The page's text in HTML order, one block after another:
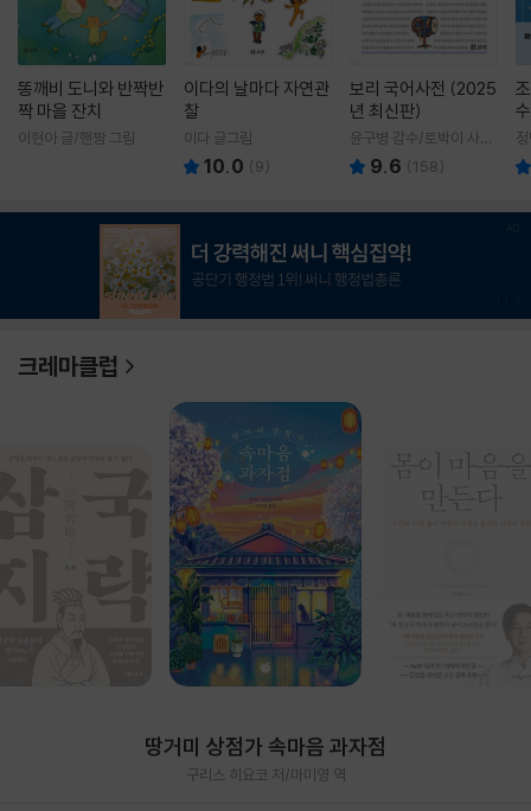
똥깨비 도니와 반짝반
짝 마을 잔치
이현아 글/핸짱 그림
이다의 날마다 자연관
찰
이다 글그림
10.0 (9)
보리 국어사전 (2025
년 최신판)
윤구병 감수/토박이 사전
편찬실 편
9.6 (158)
크레마클럽
땅거미 상점가 속마음 과자점
구리스 히요코 저/마미영 역